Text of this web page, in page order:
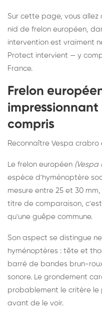
Sur cette page, vous allez
nid de frelon européen,
intervention est vraiment
Protect intervient — y
France.
Frelon
impressionnant
compris
Reconnaître Vespa crabro
Le frelon européen (Vespa
espèce d'hyménoptère
mesure entre 25 et 30
titre de comparaison, c'est
qu'une guêpe commune.
Son aspect se distingue
hyménoptères : tête et
barré de bandes brun-
sonore. Le grondement
probablement le critère le
avant de le voir.